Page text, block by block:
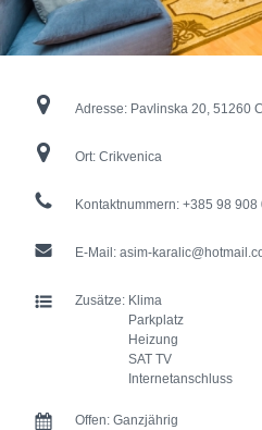
Adresse: Pavlinska 20, 51260
Ort: Crikvenica
Kontaktnummern: +385 98 908
E-Mail: asim-
Zusätze: Klima
Parkplatz
Heizung
SAT TV
Internetanschluss
Offen: Ganzjährig